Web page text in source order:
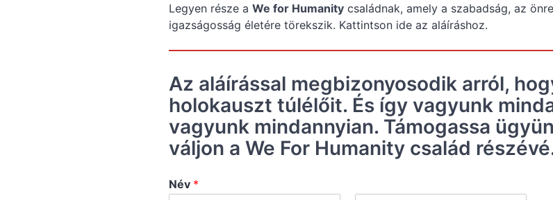
Legyen része a We for Humanity családnak, amely a szabadság, az
igazságosság életére törekszik. Kattintson ide az aláíráshoz.
Az aláírással megbizonyosodik arról,
holokauszt túlélőit. És így vagyunk
vagyunk mindannyian. Támogassa
váljon a We For Humanity család
Név *